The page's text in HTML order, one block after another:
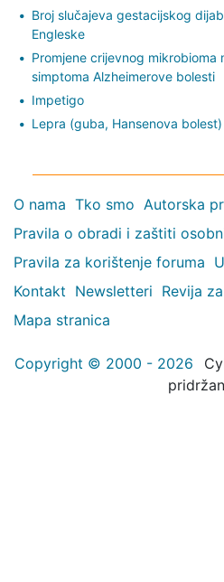
Broj slučajeva gestacijskog
Engleske
Promjene crijevnog
simptoma Alzheimerove bolesti
Impetigo
Lepra (guba, Hansenova bolest)
O nama Tko smo Autorska
Pravila o obradi i zaštiti
Pravila za korištenje foruma
Kontakt Newsletteri Revija
Mapa stranica
Copyright © 2000 - 2026